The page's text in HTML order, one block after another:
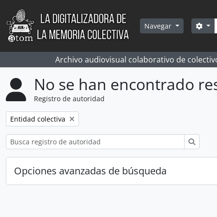
Skip to main content
Navegar
Archivo audiovisual colaborativo de
No se han encontrado
Registro de autoridad
Remove filter:
Entidad colectiva
Opciones avanzadas de búsqueda